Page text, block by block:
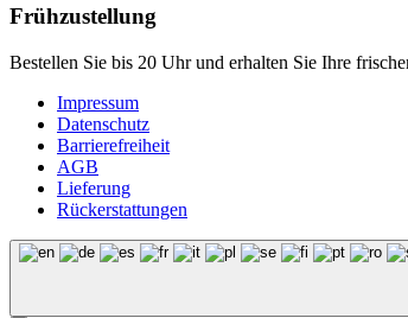
Frühzustellung
Bestellen Sie bis 20 Uhr und erhalten Sie Ihre
Impressum
Datenschutz
Barrierefreiheit
AGB
Lieferung
Rückerstattungen